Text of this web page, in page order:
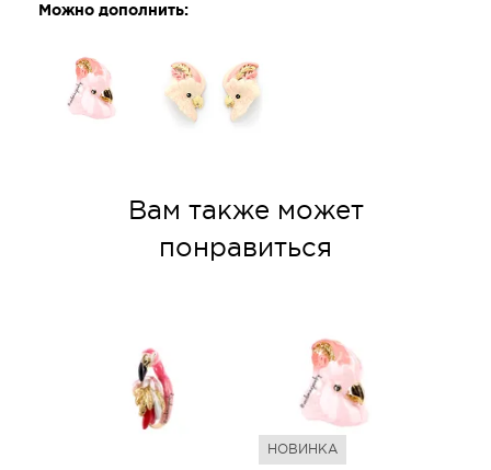
Можно дополнить:
Вам также может
понравиться
НОВИНКА